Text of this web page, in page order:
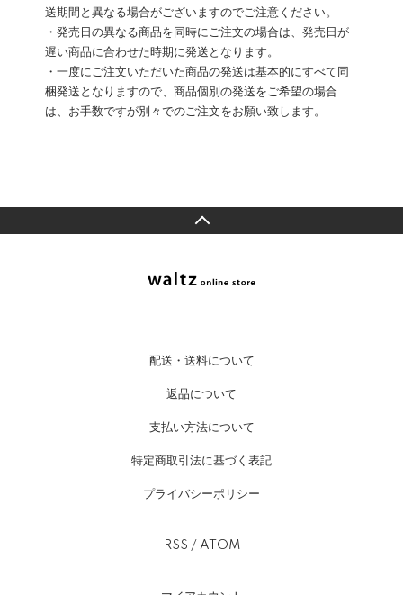
送期間と異なる場合がございますのでご注意ください。
・発売日の異なる商品を同時にご注文の場合は、発売日が
遅い商品に合わせた時期に発送となります。
・一度にご注文いただいた商品の発送は基本的にすべて同
梱発送となりますので、商品個別の発送をご希望の場合
は、お手数ですが別々でのご注文をお願い致します。
配送・送料について
返品について
支払い方法について
特定商取引法に基づく表記
プライバシーポリシー
RSS / ATOM